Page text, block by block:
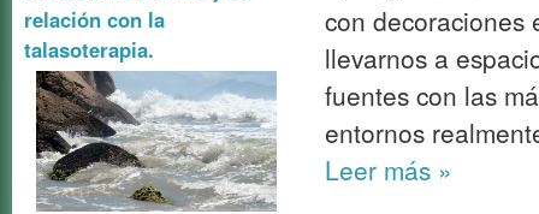
relación con la
talasoterapia.
con decoraciones
llevarnos a
fuentes con las
entornos
Leer más »